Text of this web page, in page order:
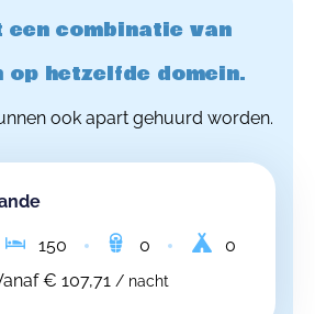
een combinatie van
hetzelfde domein.
ook apart gehuurd worden.
150 0
0
€ 107,71 / nacht